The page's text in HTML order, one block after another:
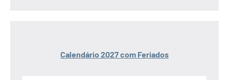
Calendário 2027 com Feriados